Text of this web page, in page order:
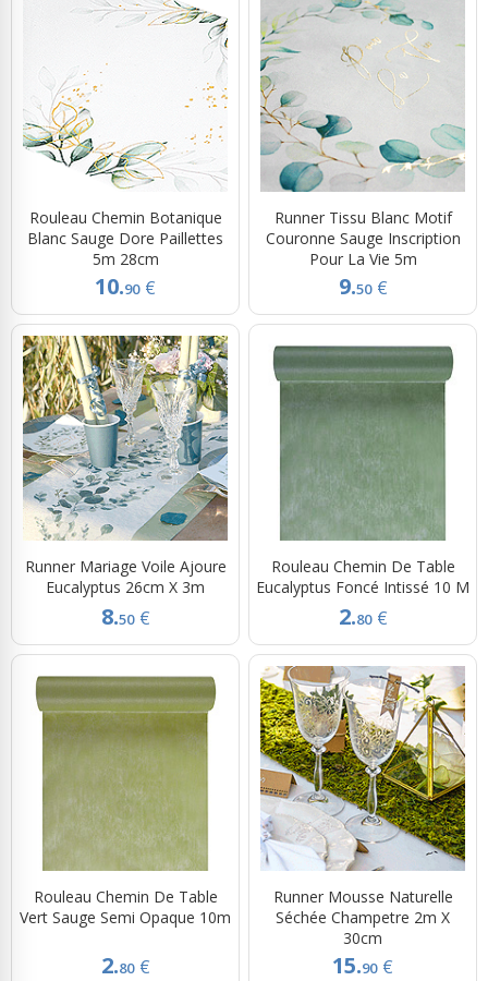
Rouleau Chemin Botanique
Blanc Sauge Dore Paillettes
5m 28cm
10.90 €
Runner Tissu Blanc Motif
Couronne Sauge Inscription
Pour La Vie 5m
9.50 €
Runner Mariage Voile Ajoure
Eucalyptus 26cm X 3m
8.50 €
Rouleau Chemin De Table
Eucalyptus Foncé Intissé 10 M
2.80 €
Rouleau Chemin De Table
Vert Sauge Semi Opaque 10m
2.80 €
Runner Mousse Naturelle
Séchée Champetre 2m X
30cm
15.90 €